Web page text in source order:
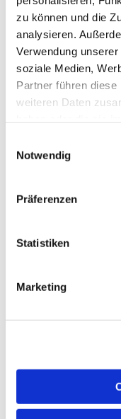
zu können und die
analysieren.
Verwendung
soziale Medien,
Partner führen
weiteren Daten
Notwendig
Präferenzen
Statistiken
Marketing